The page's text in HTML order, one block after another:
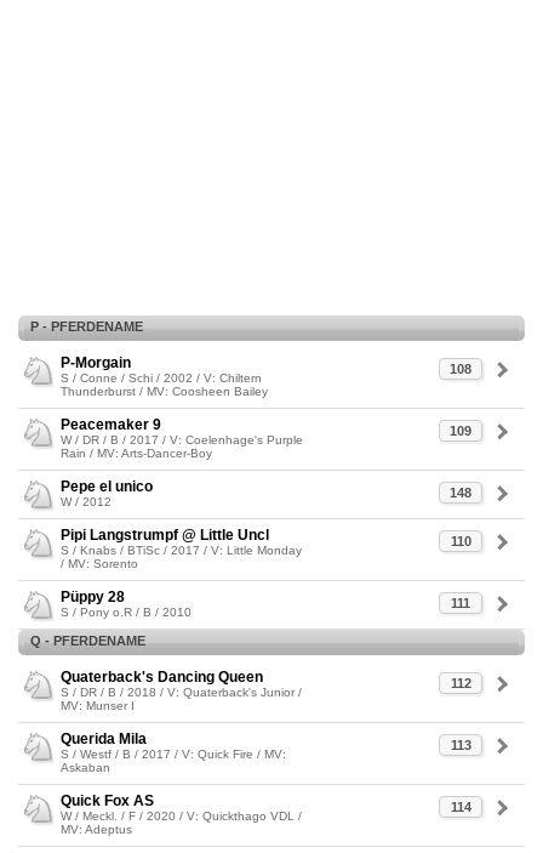
P - PFERDENAME
108
P-Morgain
S / Conne / Schi / 2002 / V: Chiltern
Thunderburst / MV: Coosheen Bailey
109
Peacemaker 9
W / DR / B / 2017 / V: Coelenhage's Purple
Rain / MV: Arts-Dancer-Boy
148
Pepe el unico
W / 2012
110
Pipi Langstrumpf @ Little Uncl
S / Knabs / BTiSc / 2017 / V: Little Monday
/ MV: Sorento
111
Püppy 28
S / Pony o.R / B / 2010
Q - PFERDENAME
112
Quaterback's Dancing Queen
S / DR / B / 2018 / V: Quaterback's Junior /
MV: Munser I
113
Querida Mila
S / Westf / B / 2017 / V: Quick Fire / MV:
Askaban
114
Quick Fox AS
W / Meckl. / F / 2020 / V: Quickthago VDL /
MV: Adeptus